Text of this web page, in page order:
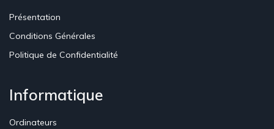
Présentation
Conditions Générales
Politique de Confidentialité
Informatique
Ordinateurs